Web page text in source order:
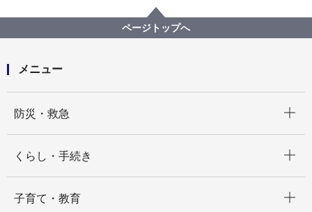
建築局
【結果掲載】横浜市の公共建築物における木材の利用
の促進に関するガイドライン更新その他業務委託
ページトップへ
メニュー
防災・救急
くらし・手続き
子育て・教育